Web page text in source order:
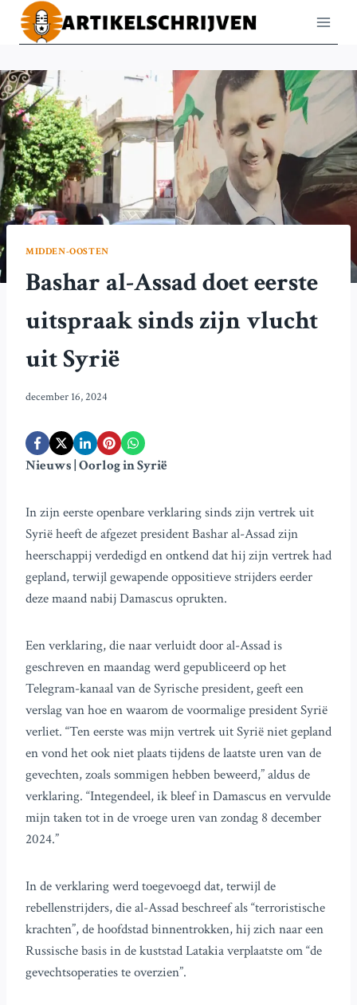
Doorgaan
naar
MIDDEN-OOSTEN
Bashar al-Assad doet eerste
uitspraak sinds zijn vlucht
uit Syrië
december 16, 2024
Nieuws | Oorlog in Syrië
In zijn eerste openbare verklaring sinds zijn vertrek uit
Syrië heeft de afgezet president Bashar al-Assad zijn
heerschappij verdedigd en ontkend dat hij zijn vertrek had
gepland, terwijl gewapende oppositieve strijders eerder
deze maand nabij Damascus oprukten.
Een verklaring, die naar verluidt door al-Assad is
geschreven en maandag werd gepubliceerd op het
Telegram-kanaal van de Syrische president, geeft een
verslag van hoe en waarom de voormalige president Syrië
verliet. “Ten eerste was mijn vertrek uit Syrië niet gepland
en vond het ook niet plaats tijdens de laatste uren van de
gevechten, zoals sommigen hebben beweerd,” aldus de
verklaring. “Integendeel, ik bleef in Damascus en vervulde
mijn taken tot in de vroege uren van zondag 8 december
2024.”
In de verklaring werd toegevoegd dat, terwijl de
rebellenstrijders, die al-Assad beschreef als “terroristische
krachten”, de hoofdstad binnentrokken, hij zich naar een
Russische basis in de kuststad Latakia verplaatste om “de
gevechtsoperaties te overzien”.